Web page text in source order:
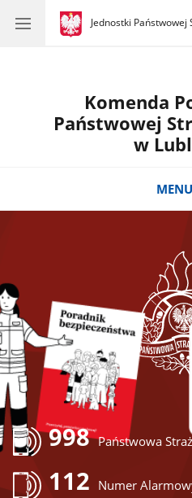
gov.pl
Jednostki Państwowej
gov.pl
Jednostki
Komenda
Państwowej
w
MENU
998 Państwowa
112 Numer